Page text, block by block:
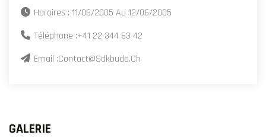
Horaires : 11/06/2005 Au 12/06/2005
Téléphone :+41 22 344 63 42
Email :Contact@sdkbudo.ch
GALERIE